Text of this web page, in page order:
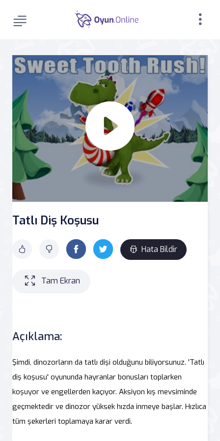
Tatlı Diş Koşusu
Hata Bildir
Tam Ekran
Açıklama:
Şimdi, dinozorların da tatlı dişi olduğunu biliyorsunuz. 'Tatlı
diş koşusu' oyununda hayranlar bonusları toplarken
koşuyor ve engellerden kaçıyor. Aksiyon kış mevsiminde
geçmektedir ve dinozor yüksek hızda inmeye başlar. Hızlıca
tüm şekerleri toplamaya karar verdi.